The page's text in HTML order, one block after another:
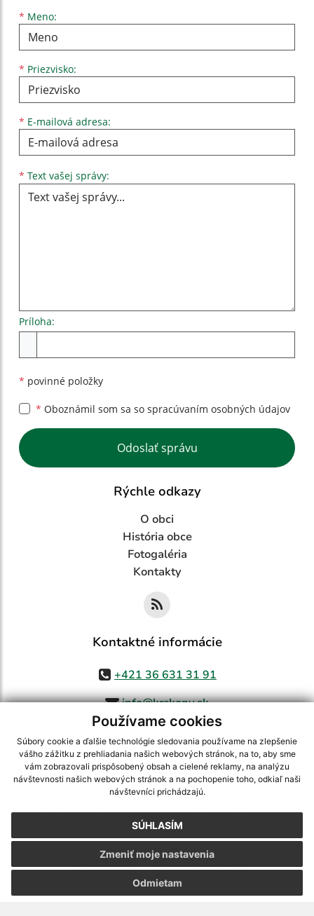
Používame cookies
Súbory cookie a ďalšie technológie sledovania používame na zlepšenie
vášho zážitku z prehliadania našich webových stránok, na to, aby sme
vám zobrazovali prispôsobený obsah a cielené reklamy, na analýzu
návštevnosti našich webových stránok a na pochopenie toho, odkiaľ naši
návštevníci prichádzajú.
SÚHLASÍM
Odmietam
Zmeniť moje nastavenia
* Meno:
Meno
* Priezvisko:
Priezvisko
* E-mailová adresa:
E-mailová adresa
* Text vašej správy:
Príloha:
* povinné položky
* Oboznámil som sa so spracúvaním osobných údajov
Google reCaptcha Response
Odoslať správu
Rýchle odkazy
O obci
História obce
Fotogaléria
Kontakty
Kontaktné informácie
+421 36 631 31 91
info@krskany.sk
využite možnosť získavania aktuálnych informácií s využitím RSS
CMS systém (redakčný) systém ECHELON 2,Mapa stránok,web portál
webex.digital, s.r.o.,domény,registrácia domény
Posledná aktualizácia:05.08.2026
Vytlačiť stránku|Vyhlásenie o prístupnosti